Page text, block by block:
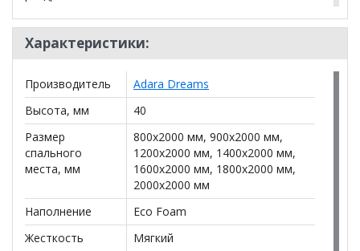
Благодаря небольшой толщине топпер Eco
Foam легко сворачивается в рулон: в таком виде
его удобно перевозить и хранить, например, в
шкафу. При этом он быстро восстанавливает
форму после разворачивания, а на его поверхности
не остается заломов и сгибов. Купить топпер —
это простое и относительно недорогое решение
для повышения комфорта спального места на
диване или раскладушке.
*Дополнительную информацию о том, как купить
Топпер EcoFoam 4
уточняйте у нашего менеджера по
телефону+79292022735.
Характеристики:
Производитель
Adara Dreams
Высота, мм
40
Размер
спального
места, мм
800x2000 мм, 900x2000 мм,
1200x2000 мм, 1400x2000 мм,
1600x2000 мм, 1800x2000 мм,
2000x2000 мм
Наполнение
Eco Foam
Жесткость
Мягкий